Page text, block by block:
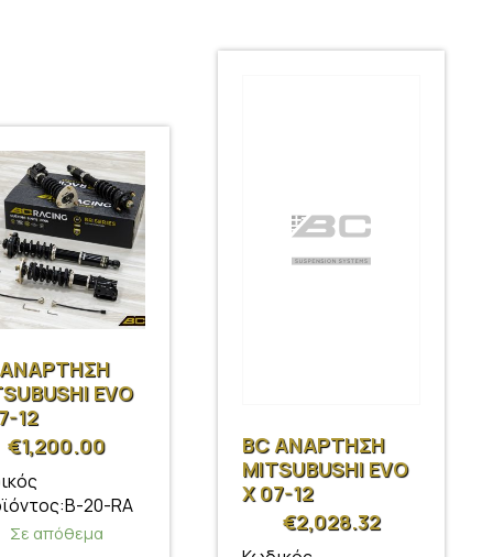
ΑΝΑΡΤΗΣΗ
EVO
12
€1,200.00
20-RA
Σε απόθεμα
BC ΑΝΑΡΤΗΣΗ
MITSUBUSHI EVO
X 07-12
€2,028.32